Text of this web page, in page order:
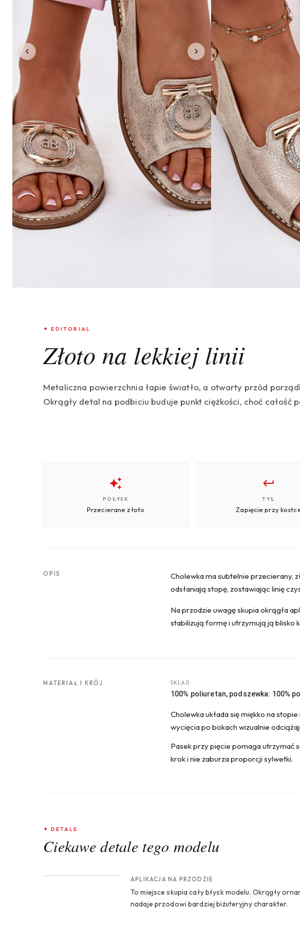
✦ EDITORIAL
Złoto na lekkiej linii
Metaliczna powierzchnia łapie światło, a otwarty przód
Okrągły detal na podbiciu buduje punkt ciężkości, choć całość
POŁYSK
Przecierane złoto
TYŁ
Zapięcie przy
OPIS
Cholewka ma subtelnie przecierany,
odsłaniają stopę, zostawiając linię
Na przodzie uwagę skupia okrągła
stabilizują formę i utrzymują ją blisko
MATERIAŁ I KRÓJ SKŁAD
100% poliuretan, podszewka: 100%
Cholewka układa się miękko na
wycięcia po bokach wizualnie
Pasek przy pięcie pomaga utrzymać
krok i nie zaburza proporcji sylwetki.
✦ DETALE
Ciekawe detale tego modelu
APLIKACJA NA PRZODZIE
To miejsce skupia cały błysk modelu. Okrągły
nadaje przodowi bardziej biżuteryjny charakter.